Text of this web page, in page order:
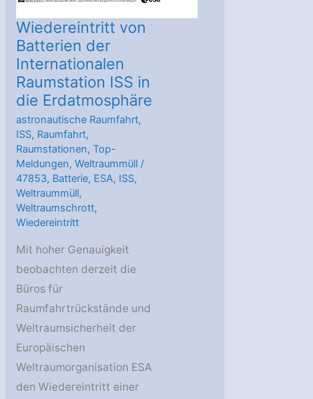
Wiedereintritt von
Batterien der
Internationalen
Raumstation ISS in
die Erdatmosphäre
astronautische Raumfahrt,
ISS, Raumfahrt,
Raumstationen,Top-
Meldungen,Weltraummüll /
47853, Batterie, ESA, ISS,
Weltraummüll,
Weltraumschrott,
Wiedereintritt
Mit hoher Genauigkeit
beobachten derzeit die
Büros für
Raumfahrtrückstände und
Weltraumsicherheit der
Europäischen
Weltraumorganisation ESA
den Wiedereintritt einer